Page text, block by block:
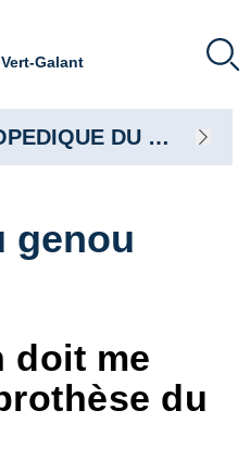
Galant
genou
doit me
du
CHIRURGIE ORTHOPEDIQUE DU MEMBRE INFERIEUR